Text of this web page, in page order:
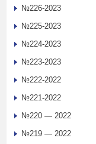
№226-2023
№225-2023
№224-2023
№223-2023
№222-2022
№221-2022
№220 — 2022
№219 — 2022